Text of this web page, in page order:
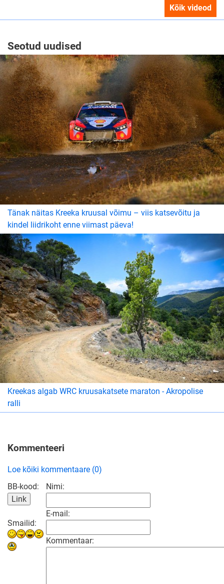
Kõik videod
Seotud uudised
Tänak näitas Kreeka kruusal võimu – viis katsevõitu ja
kindel liidrikoht enne viimast päeva!
Kreekas algab WRC kruusakatsete maraton - Akropolise
ralli
Kommenteeri
Loe kõiki kommentaare (0)
BB-kood:
Smailid:
Nimi:
E-mail:
Kommentaar: